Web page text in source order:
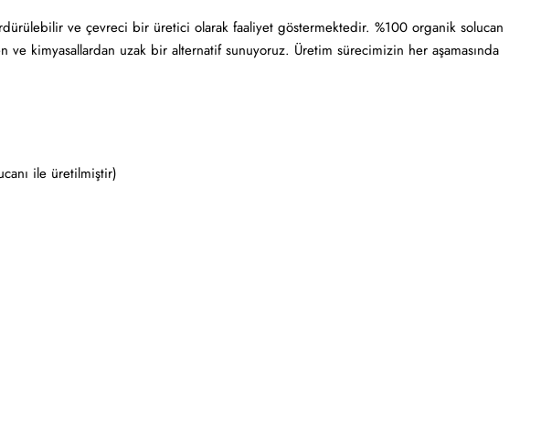
ve çevreci bir üretici olarak faaliyet göstermektedir. %100 organik solucan
kimyasallardan uzak bir alternatif sunuyoruz. Üretim sürecimizin her aşamasında
ile üretilmiştir)